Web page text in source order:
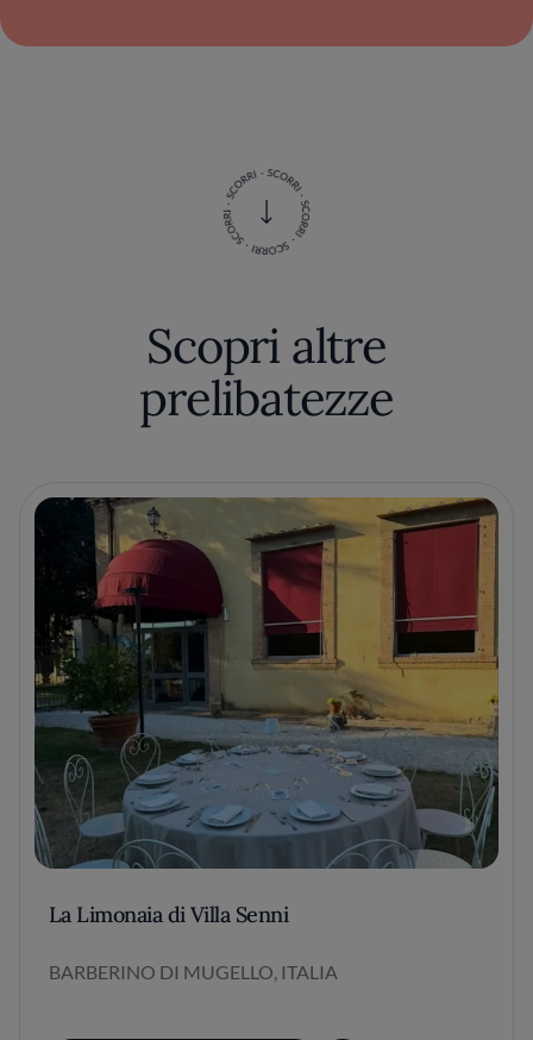
Scopri altre
prelibatezze
La Limonaia di Villa Senni
BARBERINO DI MUGELLO, ITALIA